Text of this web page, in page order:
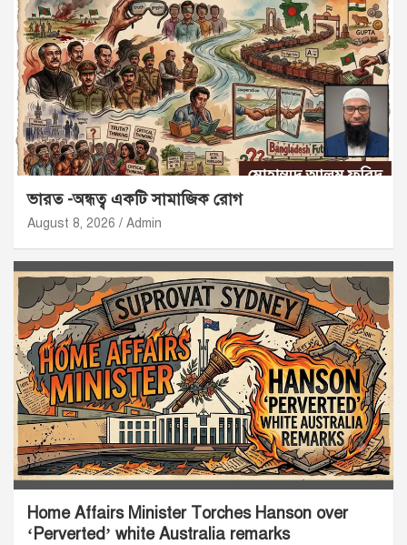
ভারত -অন্ধত্ব একটি সামাজিক রোগ
August 8, 2026 Admin
Home Affairs Minister Torches Hanson over
‘Perverted’ white Australia remarks